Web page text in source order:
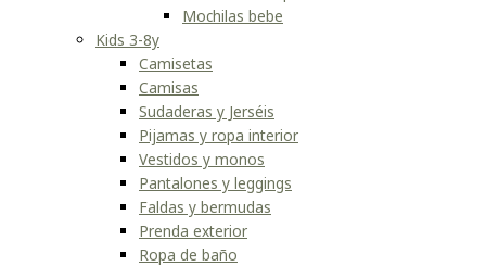
Mochilas bebe
Kids 3-8y
Camisetas
Camisas
Sudaderas y Jerséis
Pijamas y ropa interior
Vestidos y monos
Pantalones y leggings
Faldas y bermudas
Prenda exterior
Ropa de baño